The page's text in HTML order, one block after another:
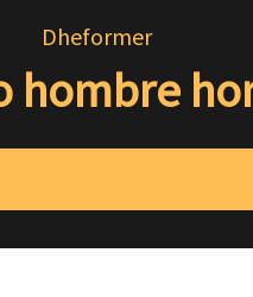
Dheformer
hombre